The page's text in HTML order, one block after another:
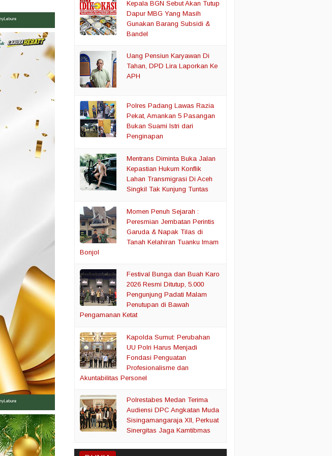
Kepala BGN Sebut Akan Tutup
Dapur MBG Yang Masih
Gunakan Barang Subsidi &
Bandel
Uang Pensiun Karyawan Di
Tahan, DPD Lira Laporkan Ke
APH
Polres Padang Lawas Razia
Pekat, Amankan 5 Pasangan
Bukan Suami Istri dari
Penginapan
Mentrans Diminta Buka Jalan
Kepastian Hukum Konflik
Lahan Transmigrasi Di Aceh
Singkil Tak Kunjung Tuntas
Momen Penuh Sejarah :
Peresmian Jembatan Perintis
Garuda & Napak Tilas di
Tanah Kelahiran Tuanku Imam
Bonjol
Festival Bunga dan Buah Karo
2026 Resmi Ditutup, 5.000
Pengunjung Padati Malam
Penutupan di Bawah
Pengamanan Ketat
Kapolda Sumut: Perubahan
UU Polri Harus Menjadi
Fondasi Penguatan
Profesionalisme dan
Akuntabilitas Personel
Polrestabes Medan Terima
Audiensi DPC Angkatan Muda
Sisingamangaraja XII, Perkuat
Sinergitas Jaga Kamtibmas